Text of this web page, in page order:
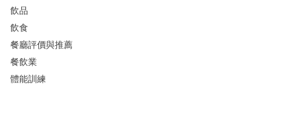
飲品
飲食
餐廳評價與推薦
餐飲業
體能訓練